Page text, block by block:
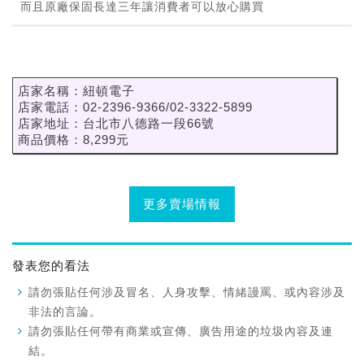
而且原廠保固長達三年讓消費者可以放心購買
店家名稱：紐頓電子
店家電話：02-2396-9366/02-3322-5899
店家地址：台北市八德路一段66號
商品價格：8,299元
更多賣場情報
發表您的看法
請勿張貼任何涉及冒名、人身攻擊、情緒謾罵、或內容涉及
非法的言論。
請勿張貼任何帶有商業或宣傳、廣告用途的垃圾內容及連
結。